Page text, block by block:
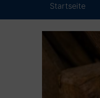
Startseite